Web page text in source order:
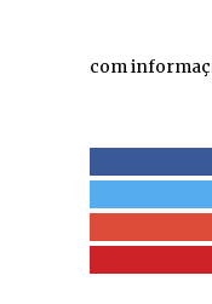
com